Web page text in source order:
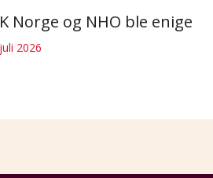
Norge og NHO ble enige
2026